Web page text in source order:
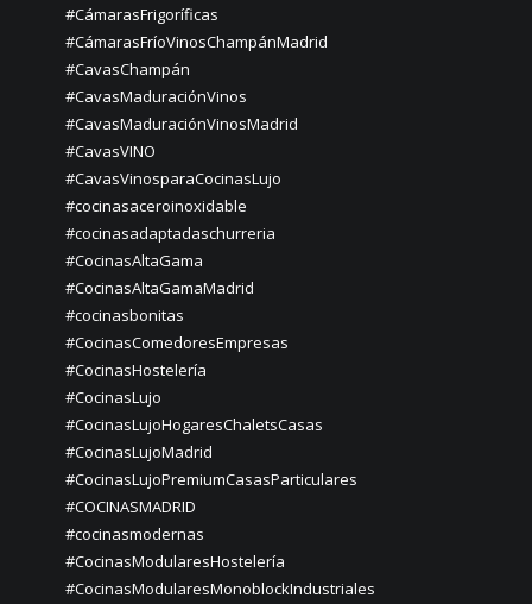
#CámarasFrigoríficas
#CámarasFríoVinosChampánMadrid
#CavasChampán
#CavasMaduraciónVinos
#CavasMaduraciónVinosMadrid
#CavasVINO
#CavasVinosparaCocinasLujo
#cocinasaceroinoxidable
#cocinasadaptadaschurreria
#CocinasAltaGama
#CocinasAltaGamaMadrid
#cocinasbonitas
#CocinasComedoresEmpresas
#CocinasHostelería
#CocinasLujo
#CocinasLujoHogaresChaletsCasas
#CocinasLujoMadrid
#CocinasLujoPremiumCasasParticulares
#COCINASMADRID
#cocinasmodernas
#CocinasModularesHostelería
#CocinasModularesMonoblockIndustriales